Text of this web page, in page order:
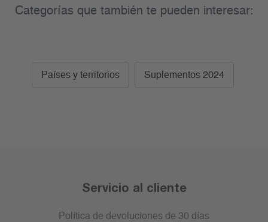
Categorías que también te pueden interesar:
Países y territorios Suplementos 2024
Servicio al cliente
Política de devoluciones de 30 días